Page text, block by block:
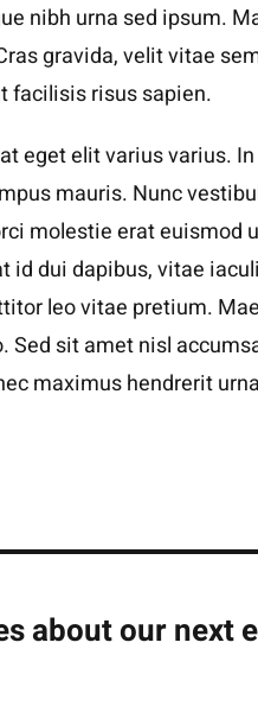
nibh urna sed ipsum.
gravida, velit vitae
facilisis risus sapien.
eget elit varius varius.
mauris. Nunc
molestie erat euismod
id dui dapibus, vitae
leo vitae pretium.
Sed sit amet nisl
maximus hendrerit
about our next